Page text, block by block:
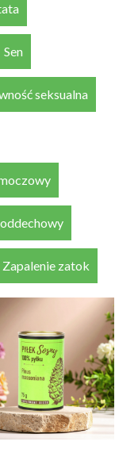
Sen
seksualna
Zapalenie zatok